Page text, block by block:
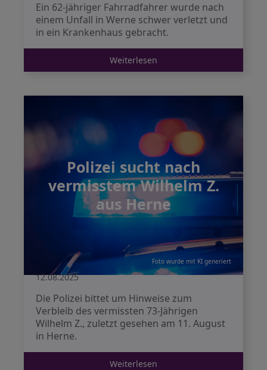
Ein 62-jähriger Fahrradfahrer wurde nach
einem Unfall in Werne schwer verletzt und
in ein Krankenhaus gebracht.
Weiterlesen
Polizei sucht nach
vermisstem Wilhelm Z.
aus Herne
Foto wurde mit KI generiert
12.08.2025
Die Polizei bittet um Hinweise zum
Verbleib des vermissten 73-Jährigen
Wilhelm Z., zuletzt gesehen am 11. August
in Herne.
Weiterlesen